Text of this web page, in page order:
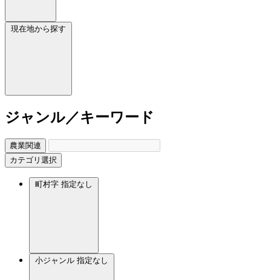
現在地から探す
ジャンル／キーワード
農業関連
カテゴリ選択
町村字 指定なし
小ジャンル 指定なし